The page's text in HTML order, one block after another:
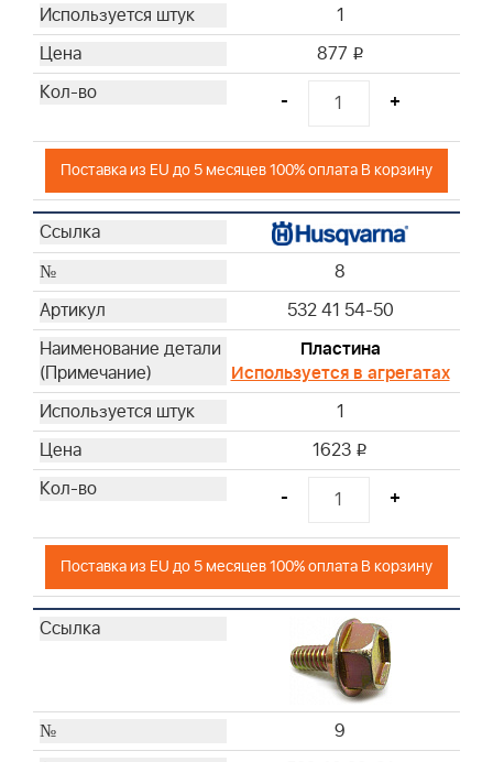
1
877 i
- +
Поставка из EU до 5 месяцев 100% оплата В корзину
8
532 41 54-50
Пластина
Используется в агрегатах
1
1623 i
- +
Поставка из EU до 5 месяцев 100% оплата В корзину
9